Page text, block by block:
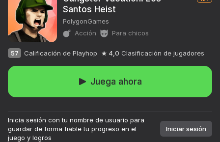
Santos Heist
PolygonGames
Acción
Para chicos
57 Calificación de Playhop 4,0 Clasificación de jugadores
Juega ahora
Inicia sesión con tu nombre de usuario para
guardar de forma fiable tu progreso en el
juego y logros
Iniciar sesión